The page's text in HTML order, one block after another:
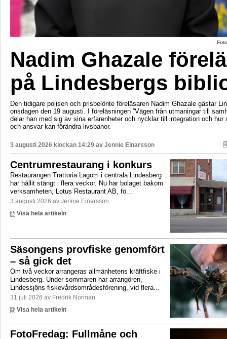
Nadim Ghazale
på Lindesbergs
Den tidigare polisen och prisbelönte föreläsaren Nadim Ghazale gästar
onsdagen den 19 augusti. I föreläsningen ”Vägen från utmaningar till
delar han med sig av sina erfarenheter och nycklar till integration och hur
och ansvar kan förändra livsbanor.
3 augusti 2026 klockan 14:29 av Jennie Einarsson
Centrumrestaurang i konkurs
Restaurangen Trattoria Lagom i centrala Lindesberg
har hållit stängt i flera veckor. Nu har bolaget bakom
verksamheten, Lotus Restaurant AB, fö...
3 augusti 2026 av Jennie Einarsson
Visa hela artikeln
Säsongens provfiske genomfört
– så gick det
Om två veckor arrangeras allmänhetens kräftfiske i
Lindesberg. Under sommaren har arrangören,
Lindessjöns fiskevårdsområdesförening, vid flera...
31 juli 2026 av Fredrik Norman
Visa hela artikeln
FotoFredag: Fullmåne och